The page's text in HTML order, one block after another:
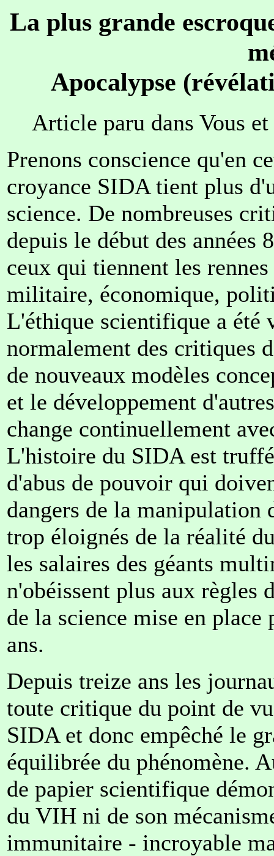
La plus grande
Apocalypse
Article paru dans Vous
Prenons conscience qu'en
croyance SIDA tient plus
science. De nombreuses
depuis le début des années
ceux qui tiennent les
militaire, économique,
L'éthique scientifique a été
normalement des critiques
de nouveaux modèles
et le développement
change continuellement
L'histoire du SIDA est
d'abus de pouvoir qui
dangers de la manipulation
trop éloignés de la réalité
les salaires des géants
n'obéissent plus aux
de la science mise en
ans.
Depuis treize ans les
toute critique du point de
SIDA et donc empêché le
équilibrée du phénomène.
de papier scientifique
du VIH ni de son
immunitaire - incroyable